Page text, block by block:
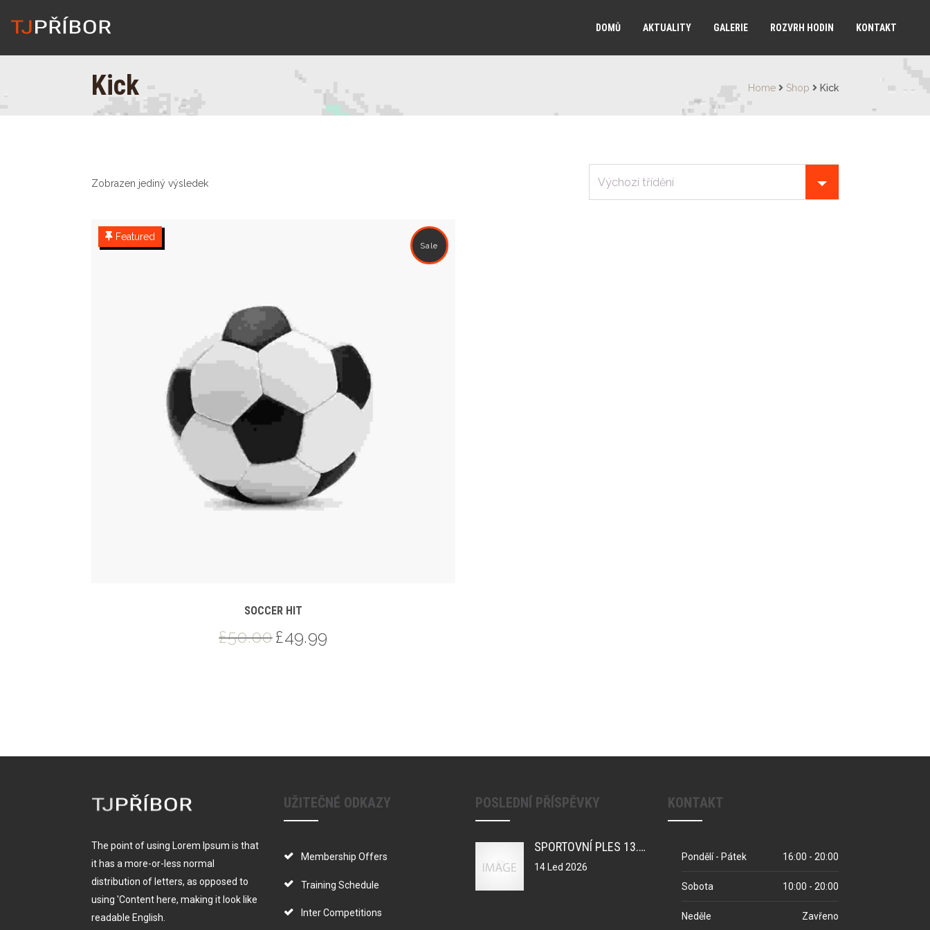
DOMŮ AKTUALITY GALERIE ROZVRH HODIN KONTAKT
Kick Home Shop Kick
Zobrazen jediný výsledek
Sale
Featured
SOCCER HIT
£50.00£49.99
The point of using Lorem Ipsum is that
it has a more-or-less normal
distribution of letters, as opposed to
using 'Content here, making it look like
readable English.
UŽITEČNÉ ODKAZY
Membership Offers
Training Schedule
Inter Competitions
POSLEDNÍ PŘÍSPĚVKY
SPORTOVNÍ PLES 13.3.2026
14 Led 2026
KONTAKT
Pondělí - Pátek 16:00 - 20:00
Sobota 10:00 - 20:00
Neděle Zavřeno